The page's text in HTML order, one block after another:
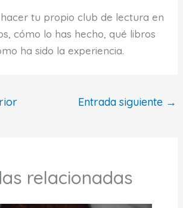
tu propio club de lectura en
cómo lo has hecho, qué libros
ha sido la experiencia.
Entrada siguiente →
relacionadas